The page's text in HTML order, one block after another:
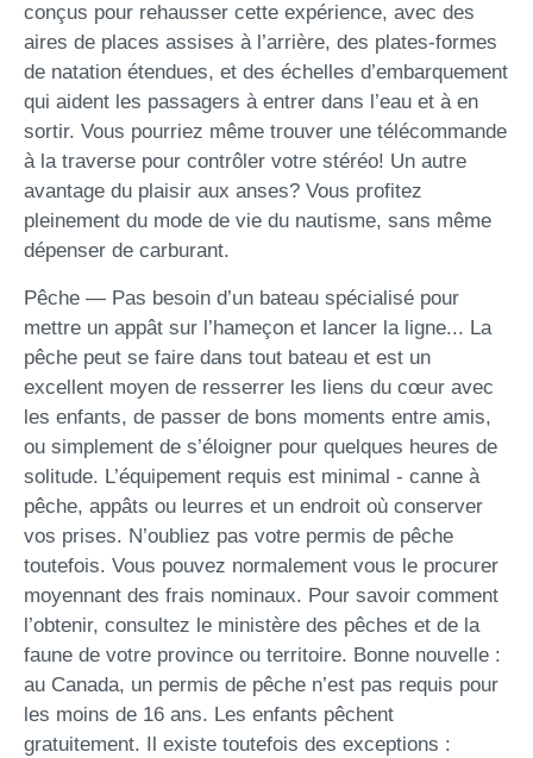
conçus pour rehausser cette expérience, avec des
aires de places assises à l’arrière, des plates-formes
de natation étendues, et des échelles d’embarquement
qui aident les passagers à entrer dans l’eau et à en
sortir. Vous pourriez même trouver une télécommande
à la traverse pour contrôler votre stéréo! Un autre
avantage du plaisir aux anses? Vous profitez
pleinement du mode de vie du nautisme, sans même
dépenser de carburant.
Pêche — Pas besoin d’un bateau spécialisé pour
mettre un appât sur l’hameçon et lancer la ligne... La
pêche peut se faire dans tout bateau et est un
excellent moyen de resserrer les liens du cœur avec
les enfants, de passer de bons moments entre amis,
ou simplement de s’éloigner pour quelques heures de
solitude. L’équipement requis est minimal - canne à
pêche, appâts ou leurres et un endroit où conserver
vos prises. N’oubliez pas votre permis de pêche
toutefois. Vous pouvez normalement vous le procurer
moyennant des frais nominaux. Pour savoir comment
l’obtenir, consultez le ministère des pêches et de la
faune de votre province ou territoire. Bonne nouvelle :
au Canada, un permis de pêche n’est pas requis pour
les moins de 16 ans. Les enfants pêchent
gratuitement. Il existe toutefois des exceptions :